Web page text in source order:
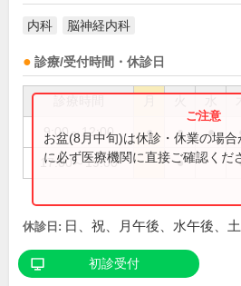
内科 脳神経内科
診療/受付時間・休診日
9:00～12:00 ● ● ●
17:00～19:00 ●
お盆(8月中旬)は休診・休業の場
に必ず医療機関に直接ご確認くだ
休診日: 日、祝、月午後、水午後、
初診受付